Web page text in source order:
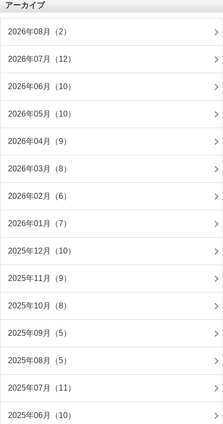
アーカイブ
2026年08月（2）
2026年07月（12）
2026年06月（10）
2026年05月（10）
2026年04月（9）
2026年03月（8）
2026年02月（6）
2026年01月（7）
2025年12月（10）
2025年11月（9）
2025年10月（8）
2025年09月（5）
2025年08月（5）
2025年07月（11）
2025年06月（10）